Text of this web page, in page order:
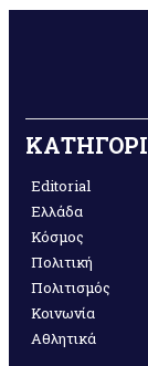
Editorial
Ελλάδα
Κόσμος
Πολιτική
Πολιτισμός
Κοινωνία
Αθλητικά